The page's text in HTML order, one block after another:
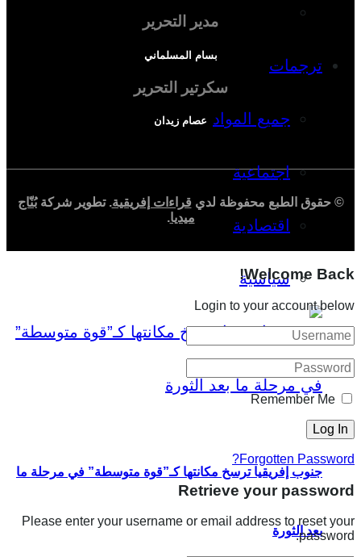
دراسة اقتصادية
ترجمات
جميع المواد
اجتماعية
اقتصادية
سياسية
جنوب إفريقيا ترسخ مكانتها كـ”قوة متوسطة” في مرحلة ما
بعد الثورة
مدير التحرير
بسام المسلماني
سكرتير التحرير
عصام زيدان
© حقوق الطبع محفوظة لدي قراءات إفريقية. تطوير شركةبُنّاج
ميديا.
Welcome Back!
Login to your account below
Remember Me
Forgotten Password?
Retrieve your password
Please enter your username or email address to reset your
password.